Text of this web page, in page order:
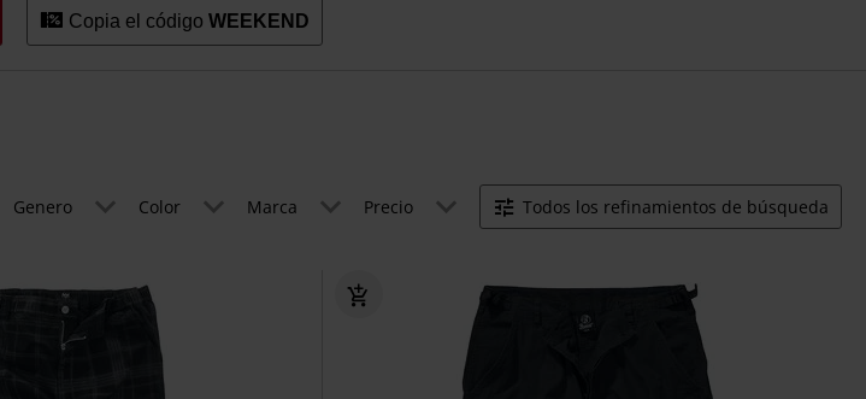
Ropa
Alternativa
Copia el código WEEKEND
Genero Color Marca Precio Todos los refinamientos de búsqueda